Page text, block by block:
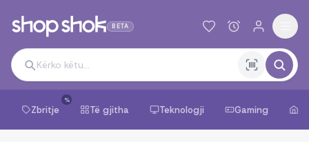
BETA
Zbritje
%
Të gjitha Teknologji Gaming